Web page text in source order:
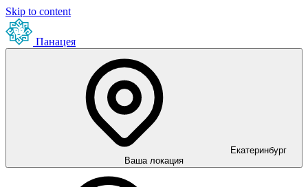
Skip to content
Панацея
Екатеринбург
Ваша локация